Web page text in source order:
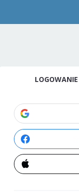
LOGOWANIE